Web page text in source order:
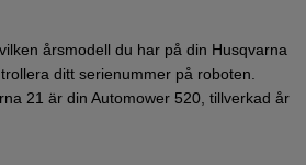
årsmodell du har på din Husqvarna
ditt serienummer på roboten.
21 är din Automower 520, tillverkad år